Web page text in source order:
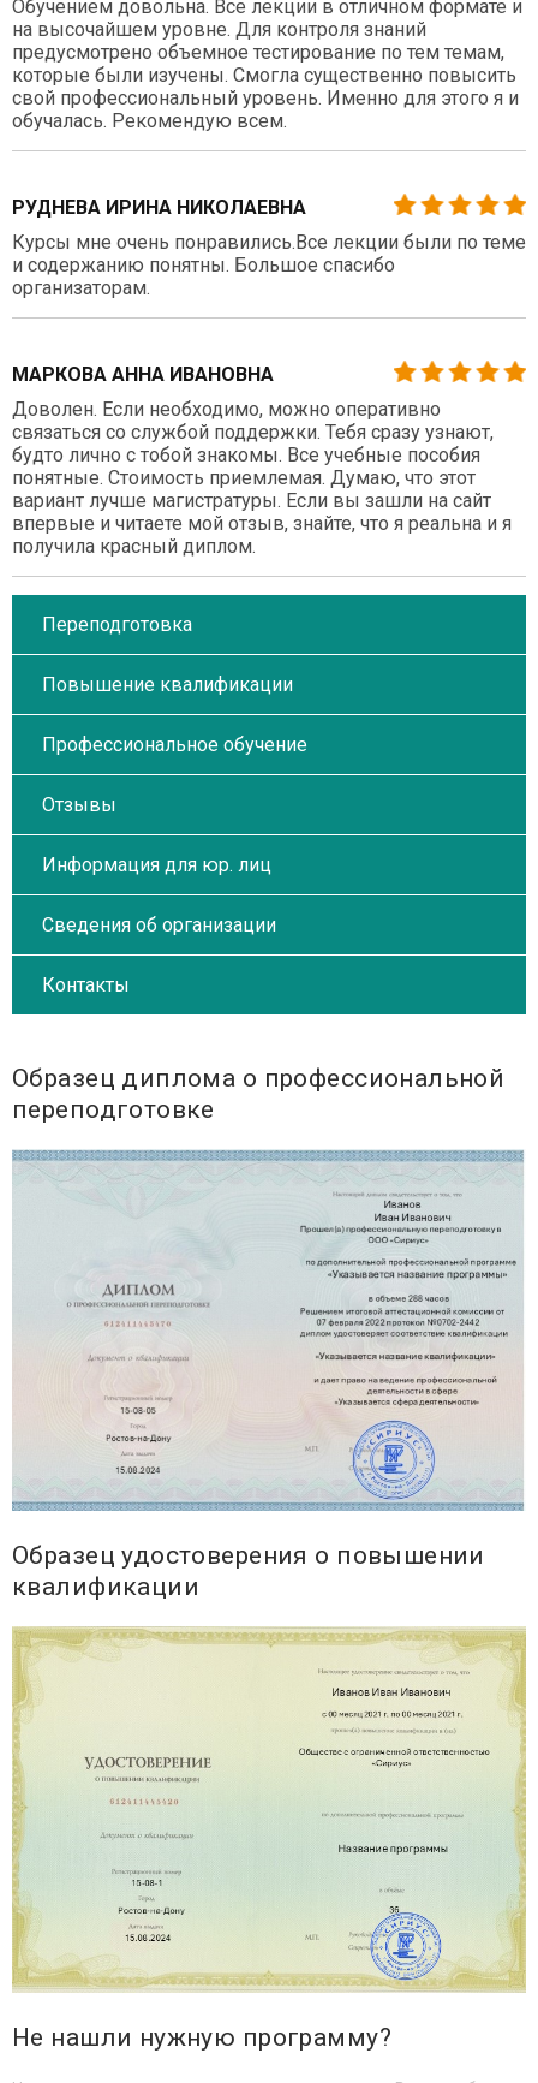
Обучением довольна. Все лекции в отличном формате и
на высочайшем уровне. Для контроля знаний
предусмотрено объемное тестирование по тем темам,
которые были изучены. Смогла существенно повысить
свой профессиональный уровень. Именно для этого я и
обучалась. Рекомендую всем.
РУДНЕВА ИРИНА НИКОЛАЕВНА
Курсы мне очень понравились.Все лекции были по теме
и содержанию понятны. Большое спасибо
организаторам.
МАРКОВА АННА ИВАНОВНА
Доволен. Если необходимо, можно оперативно
связаться со службой поддержки. Тебя сразу узнают,
будто лично с тобой знакомы. Все учебные пособия
понятные. Стоимость приемлемая. Думаю, что этот
вариант лучше магистратуры. Если вы зашли на сайт
впервые и читаете мой отзыв, знайте, что я реальна и я
получила красный диплом.
Переподготовка
Повышение квалификации
Профессиональное обучение
Отзывы
Информация для юр. лиц
Сведения об организации
Контакты
Образец диплома о профессиональной
переподготовке
Образец удостоверения о повышении
квалификации
Не нашли нужную программу?